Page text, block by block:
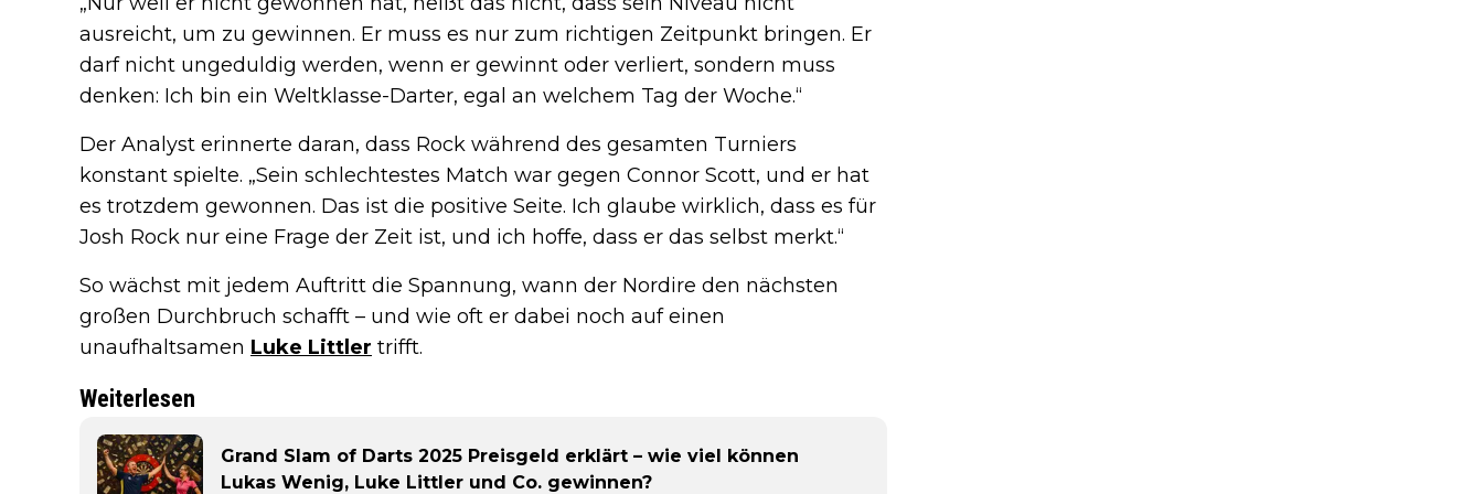
ausreicht, um zu gewinnen. Er muss es nur zum richtigen Zeitpunkt bringen. Er
darf nicht ungeduldig werden, wenn er gewinnt oder verliert, sondern muss
denken: Ich bin ein Weltklasse-Darter, egal an welchem Tag der Woche.“
Der Analyst erinnerte daran, dass Rock während des gesamten Turniers
konstant spielte. „Sein schlechtestes Match war gegen Connor Scott, und er hat
es trotzdem gewonnen. Das ist die positive Seite. Ich glaube wirklich, dass es für
Josh Rock nur eine Frage der Zeit ist, und ich hoffe, dass er das selbst merkt.“
So wächst mit jedem Auftritt die Spannung, wann der Nordire den nächsten
großen Durchbruch schafft – und wie oft er dabei noch auf einen
unaufhaltsamen Luke Littler trifft.
Weiterlesen
Grand Slam of Darts 2025 Preisgeld erklärt – wie viel können
Lukas Wenig, Luke Littler und Co. gewinnen?